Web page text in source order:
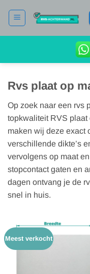
naar
Rvs plaat op
Op zoek naar een rvs
topkwaliteit RVS plaat
maken wij deze exact
verschillende dikte’s
vervolgens op maat
stopcontact gaten en
dagen ontvang je de
snel in huis.
Meest verkocht